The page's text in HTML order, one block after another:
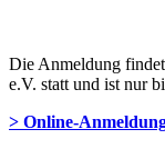
Die Anmeldung
e.V. statt und ist nur
> Online-